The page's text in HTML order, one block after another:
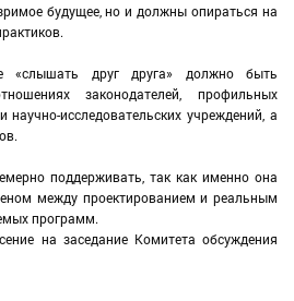
будущее, но и должны опираться на
«слышать друг друга» должно быть
законодателей, профильных
научно-исследовательских учреждений, а
поддерживать, так как именно она
между проектированием и реальным
программ.
на заседание Комитета обсуждения